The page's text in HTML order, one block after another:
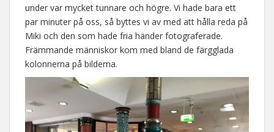
under var mycket tunnare och högre. Vi hade bara ett
par minuter på oss, så byttes vi av med att hålla reda på
Miki och den som hade fria händer fotograferade.
Främmande människor kom med bland de färgglada
kolonnerna på bilderna.